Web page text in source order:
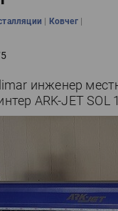
| Ковчег |
инженер
ARK-JET SOL